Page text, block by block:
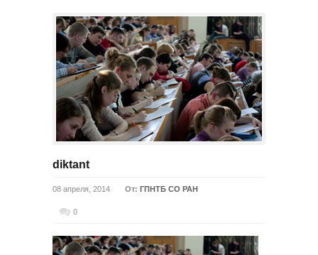
diktant
08 апреля, 2014 От: ГПНТБ СО РАН
0